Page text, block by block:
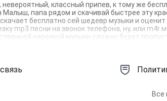
классный припев, к тому же
папа рядом и скачивай быстрее эту
бесплатно сей шедевр музыки и
mp3 песни на звонок телефона, ну, или
нарезкой музыки сложно будет
Все